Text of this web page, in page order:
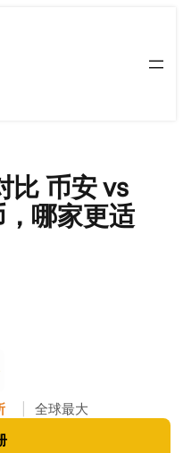
比 币安 vs
，哪家更适
全球最大